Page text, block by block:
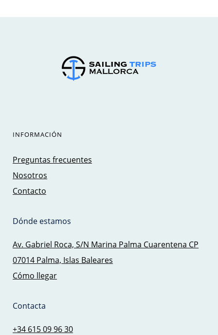
INFORMACIÓN
Preguntas frecuentes
Nosotros
Contacto
Dónde estamos
Av. Gabriel Roca, S/N Marina Palma Cuarentena CP
07014 Palma, Islas Baleares
Cómo llegar
Contacta
+34 615 09 96 30